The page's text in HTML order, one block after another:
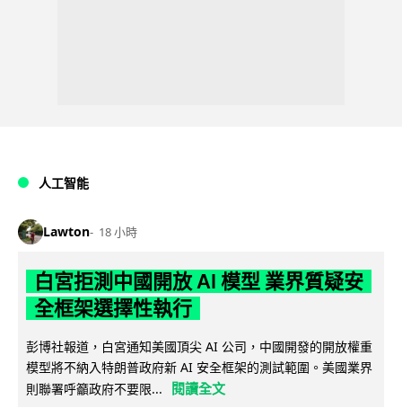
人工智能
Lawton 18 小時
白宮拒測中國開放 AI 模型 業界質疑安
全框架選擇性執行
彭博社報道，白宮通知美國頂尖 AI 公司，中國開發的開放權重
模型將不納入特朗普政府新 AI 安全框架的測試範圍。美國業界
則聯署呼籲政府不要限...
閱讀全文